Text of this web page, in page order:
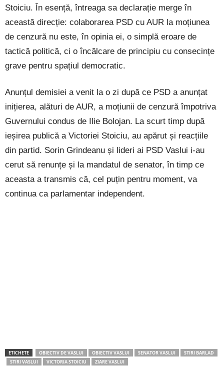
Stoiciu. În esență, întreaga sa declarație merge în
această direcție: colaborarea PSD cu AUR la moțiunea
de cenzură nu este, în opinia ei, o simplă eroare de
tactică politică, ci o încălcare de principiu cu consecințe
grave pentru spațiul democratic.
Anunțul demisiei a venit la o zi după ce PSD a anunțat
inițierea, alături de AUR, a moțiunii de cenzură împotriva
Guvernului condus de Ilie Bolojan. La scurt timp după
ieșirea publică a Victoriei Stoiciu, au apărut și reacțiile
din partid. Sorin Grindeanu și lideri ai PSD Vaslui i-au
cerut să renunțe și la mandatul de senator, în timp ce
aceasta a transmis că, cel puțin pentru moment, va
continua ca parlamentar independent.
ETICHETE OBIECTIV DE VASLUI OBIECTIV VASLUI SENATOR VASLUI
STIRI BARLAD
STIRI VASLUI
VICTORIA STOICIU ZIARE VASLUI